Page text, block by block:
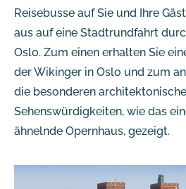
Reisebusse auf Sie und Ihre
aus auf eine Stadtrundfahrt
Oslo. Zum einen erhalten Sie
der Wikinger in Oslo und zum
die besonderen
Sehenswürdigkeiten, wie das
ähnelnde Opernhaus, gezeigt.